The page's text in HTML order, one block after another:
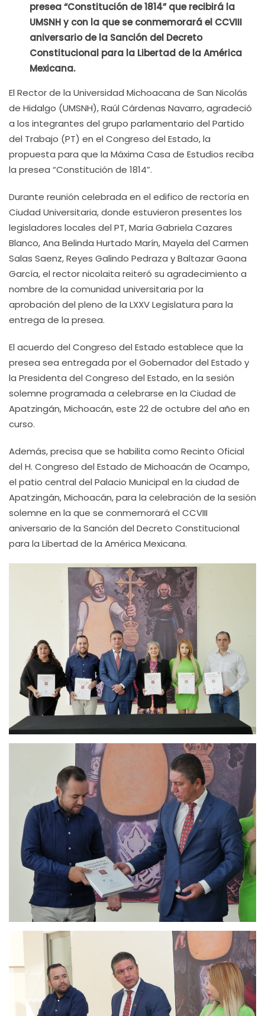
presea “Constitución de 1814” que recibirá la
UMSNH y con la que se conmemorará el CCVIII
aniversario de la Sanción del Decreto
Constitucional para la Libertad de la América
Mexicana.
El Rector de la Universidad Michoacana de San Nicolás
de Hidalgo (UMSNH), Raúl Cárdenas Navarro, agradeció
a los integrantes del grupo parlamentario del Partido
del Trabajo (PT) en el Congreso del Estado, la
propuesta para que la Máxima Casa de Estudios reciba
la presea “Constitución de 1814”.
Durante reunión celebrada en el edifico de rectoría en
Ciudad Universitaria, donde estuvieron presentes los
legisladores locales del PT, María Gabriela Cazares
Blanco, Ana Belinda Hurtado Marín, Mayela del Carmen
Salas Saenz, Reyes Galindo Pedraza y Baltazar Gaona
García, el rector nicolaita reiteró su agradecimiento a
nombre de la comunidad universitaria por la
aprobación del pleno de la LXXV Legislatura para la
entrega de la presea.
El acuerdo del Congreso del Estado establece que la
presea sea entregada por el Gobernador del Estado y
la Presidenta del Congreso del Estado, en la sesión
solemne programada a celebrarse en la Ciudad de
Apatzingán, Michoacán, este 22 de octubre del año en
curso.
Además, precisa que se habilita como Recinto Oficial
del H. Congreso del Estado de Michoacán de Ocampo,
el patio central del Palacio Municipal en la ciudad de
Apatzingán, Michoacán, para la celebración de la sesión
solemne en la que se conmemorará el CCVIII
aniversario de la Sanción del Decreto Constitucional
para la Libertad de la América Mexicana.